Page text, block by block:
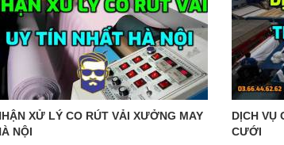
XỬ LÝ CO RÚT VẢI XƯỞNG MAY
NỘI
DỊCH VỤ
CƯỚI